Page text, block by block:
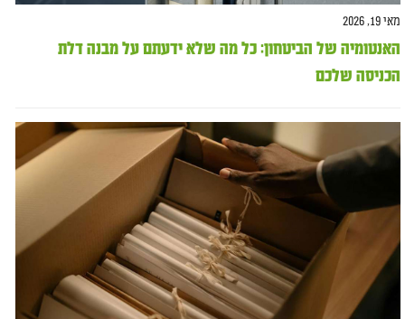
מאי 19, 2026
האנטומיה של הביטחון: כל מה שלא ידעתם על מבנה דלת
הכניסה שלכם